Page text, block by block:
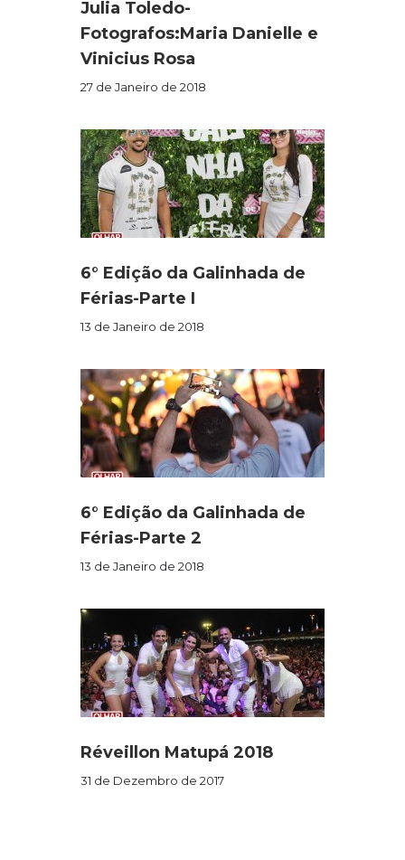
Julia Toledo-
Fotografos:Maria Danielle e
Vinicius Rosa
27 de Janeiro de 2018
6° Edição da Galinhada de
Férias-Parte I
13 de Janeiro de 2018
6° Edição da Galinhada de
Férias-Parte 2
13 de Janeiro de 2018
Réveillon Matupá 2018
31 de Dezembro de 2017